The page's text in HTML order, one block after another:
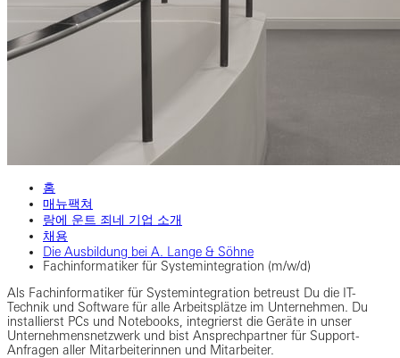
홈
매뉴팩쳐
랑에 운트 죄네 기업 소개
채용
Die Ausbildung bei A. Lange & Söhne
Fachinformatiker für Systemintegration (m/w/d)
Als Fachinformatiker für Systemintegration betreust Du die IT-
Technik und Software für alle Arbeitsplätze im Unternehmen. Du
installierst PCs und Notebooks, integrierst die Geräte in unser
Unternehmensnetzwerk und bist Ansprechpartner für Support-
Anfragen aller Mitarbeiterinnen und Mitarbeiter.